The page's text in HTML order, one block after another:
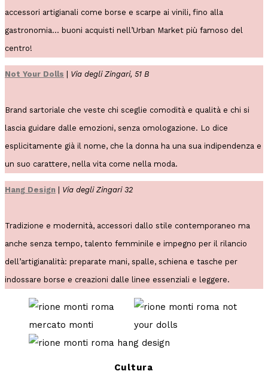
accessori artigianali come borse e scarpe ai vinili, fino alla
gastronomia… buoni acquisti nell’Urban Market più famoso del
centro!
Not Your Dolls Via degli Zingari, 51 B
Brand sartoriale che veste chi sceglie comodità e qualità e chi si
lascia guidare dalle emozioni, senza omologazione. Lo dice
esplicitamente già il nome, che la donna ha una sua indipendenza e
un suo carattere, nella vita come nella moda.
Hang Design Via degli Zingari 32
Tradizione e modernità, accessori dallo stile contemporaneo ma
anche senza tempo, talento femminile e impegno per il rilancio
dell’artigianalità: preparate mani, spalle, schiena e tasche per
indossare borse e creazioni dalle linee essenziali e leggere.
Cultura